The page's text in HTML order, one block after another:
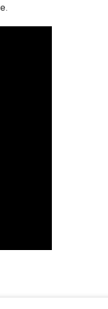
.